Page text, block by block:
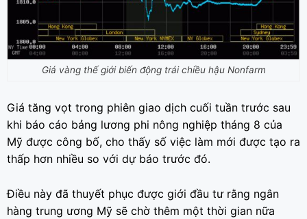
Giá vàng thế giới biến động trái chiều hậu Nonfarm
Giá tăng vọt trong phiên giao dịch cuối tuần trước sau
khi báo cáo bảng lương phi nông nghiệp tháng 8 của
Mỹ được công bố, cho thấy số việc làm mới được tạo ra
thấp hơn nhiều so với dự báo trước đó.
Điều này đã thuyết phục được giới đầu tư rằng ngân
hàng trung ương Mỹ sẽ chờ thêm một thời gian nữa